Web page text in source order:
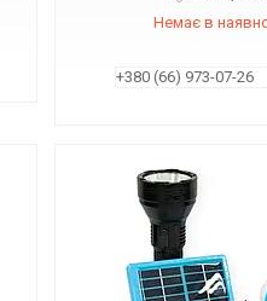
Немає в
+380 (66) 973-07-26